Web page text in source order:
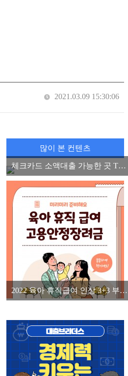
2021.03.09 15:30:06
많이 본 컨텐츠
체크카드 소액대출 가능한 곳 TOP3, 소액 마이너스 통장 2022 ver.
2022 육아 휴직급여 인상 3+3 부모 육아휴직제 고용안정장려금을 알아보자